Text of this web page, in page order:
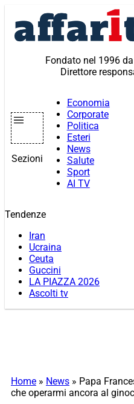
contenuto
Fondato nel 1996
Direttore
Sezioni
Economia
Corporate
Politica
Esteri
News
Salute
Sport
AI TV
Tendenze
Iran
Ucraina
Ceuta
Guccini
LA PIAZZA 2026
Ascolti tv
Home » News » Papa
che operarmi ancora al